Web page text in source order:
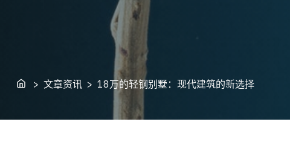
Home> 文章资讯 > 18万的轻钢别墅：现代建筑的新选择